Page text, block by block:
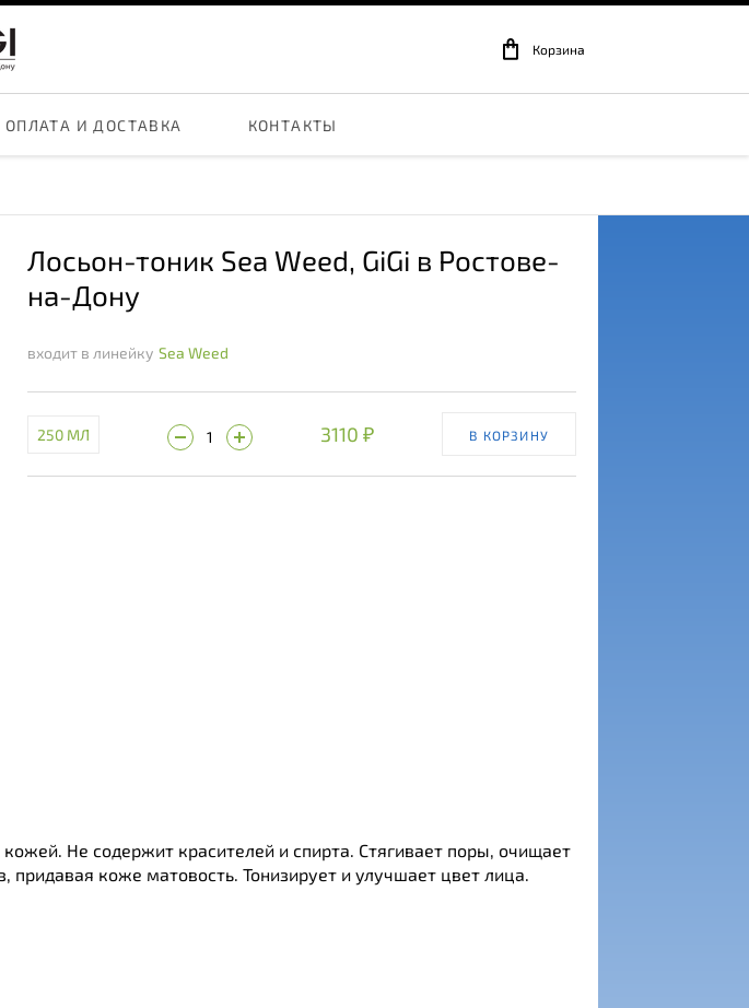
Корзина
ОПЛАТА И ДОСТАВКА КОНТАКТЫ
Лосьон-тоник Sea Weed, GiGi в Ростове-
на-Дону
входит в линейку Sea Weed
250 МЛ 3110 ₽ В КОРЗИНУ
Не содержит красителей и спирта. Стягивает поры, очищает
коже матовость. Тонизирует и улучшает цвет лица.